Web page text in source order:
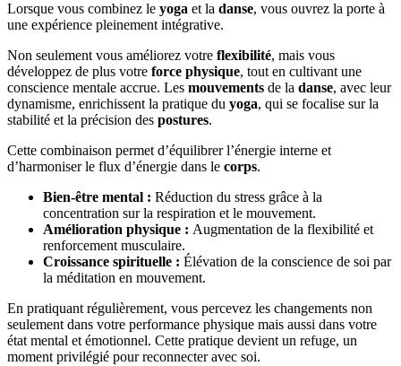
Lorsque vous combinez le yoga et la danse, vous ouvrez la porte à
une expérience pleinement intégrative.
Non seulement vous améliorez votre flexibilité, mais vous
développez de plus votre force physique, tout en cultivant une
conscience mentale accrue. Les mouvements de la danse, avec leur
dynamisme, enrichissent la pratique du yoga, qui se focalise sur la
stabilité et la précision des postures.
Cette combinaison permet d’équilibrer l’énergie interne et
d’harmoniser le flux d’énergie dans le corps.
Bien-être mental : Réduction du stress grâce à la
concentration sur la respiration et le mouvement.
Amélioration physique : Augmentation de la flexibilité et
renforcement musculaire.
Croissance spirituelle : Élévation de la conscience de soi par
la méditation en mouvement.
En pratiquant régulièrement, vous percevez les changements non
seulement dans votre performance physique mais aussi dans votre
état mental et émotionnel. Cette pratique devient un refuge, un
moment privilégié pour reconnecter avec soi.